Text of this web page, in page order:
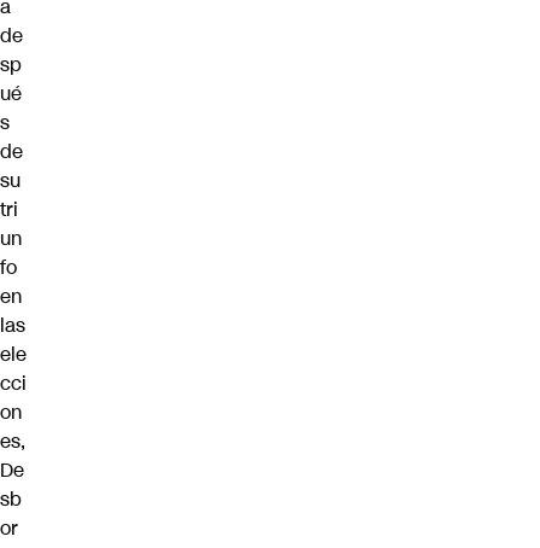
a
de
sp
ué
s
de
su
tri
un
fo
en
las
ele
cci
on
es,
De
sb
or